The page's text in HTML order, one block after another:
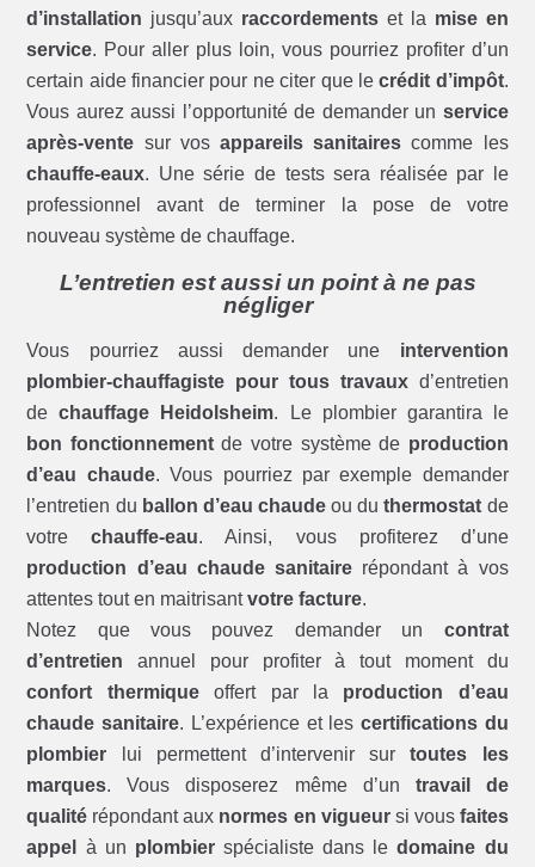
d’installation jusqu’aux raccordements et la mise en
service. Pour aller plus loin, vous pourriez profiter d’un
certain aide financier pour ne citer que lecrédit d’impôt.
Vous aurez aussi l’opportunité de demander un service
après-vente sur vos appareils sanitaires comme les
chauffe-eaux. Une série de tests sera réalisée par le
professionnel avant de terminer la pose de votre
nouveau système de chauffage.
L’entretien est aussi un point à ne pas
négliger
Vous pourriez aussi demander une intervention
plombier-chauffagiste pour tous travauxd’entretien
dechauffage Heidolsheim. Le plombier garantira le
bon fonctionnementde votre système de production
d’eau chaude. Vous pourriez par exemple demander
l’entretien du ballon d’eau chaude ou duthermostat de
votrechauffe-eau. Ainsi, vous profiterez d’une
production d’eau chaude sanitaire répondant à vos
attentes tout en maitrisantvotre facture.
Notez que vous pouvez demander un contrat
d’entretien annuel pour profiter à tout moment du
confort thermiqueoffert par la production d’eau
chaude sanitaire. L’expérience et les certifications du
plombier lui permettent d’intervenir surtoutes les
marques. Vous disposerez même d’un travail de
qualité répondant aux normes en vigueursi vous faites
appel
à un plombierspécialiste dans ledomaine du